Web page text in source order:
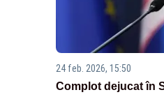
24 feb. 2026, 15:50
Complot dejucat în